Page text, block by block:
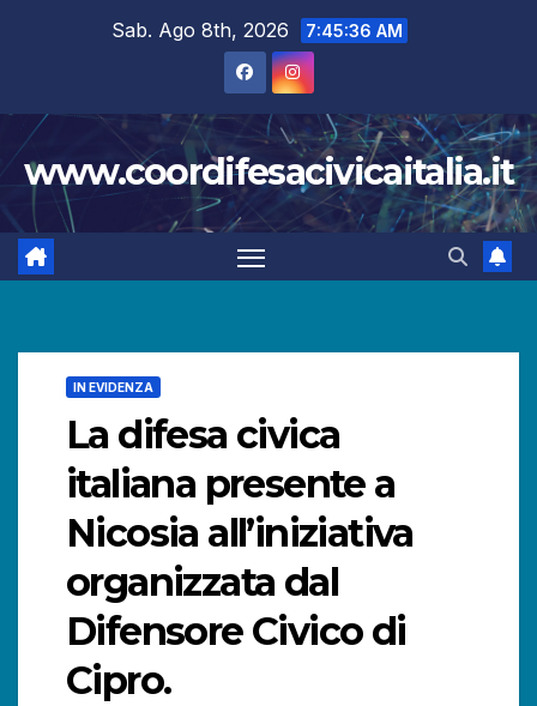
Sab. Ago 8th, 2026 7:45:38 AM
www.coordifesacivicaitalia.it
IN EVIDENZA
La difesa civica
italiana presente a
Nicosia all’iniziativa
organizzata dal
Difensore Civico di
Cipro.